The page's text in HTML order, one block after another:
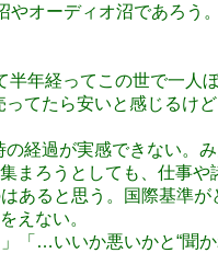
オーディオ沼であろ
年経ってこの世で一人
てたら安いと感じるけ
経過が実感できない。
まろうとしても、仕事や
あると思う。国際基準
えない。
「…いいか悪いかと“聞